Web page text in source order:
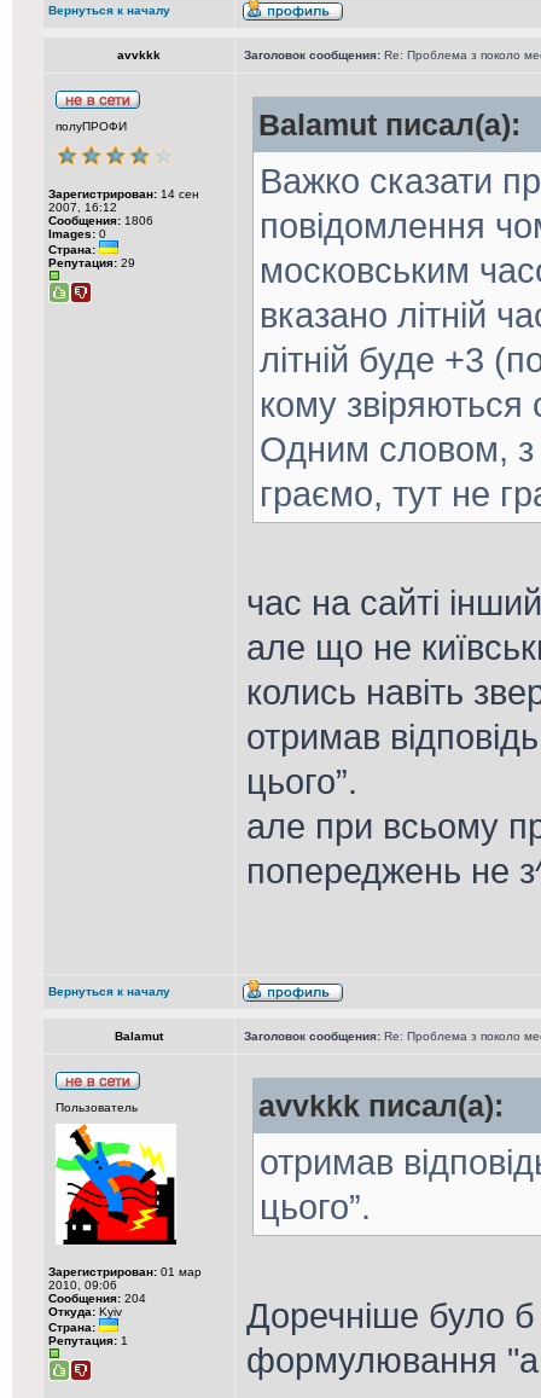
Вернуться к началу
avvkkk Заголовок сообщения: Re: Проблема з поколо
полуПРОФИ
Зарегистрирован: 14 сен
2007, 16:12
Сообщения: 1806
Images: 0
Страна:
Репутация: 29
Balamut писал(а):
Важко сказати
повідомлення
московським
вказано літній
літній буде +3
кому звіряються
Одним словом, з
граємо, тут не
час на сайті
але що не
колись навіть
отримав
цього”.
але при всьому
попереджень не
Вернуться к началу
Balamut Заголовок сообщения: Re: Проблема з поколо
Пользователь
Зарегистрирован: 01 мар
2010, 09:06
Сообщения: 204
Откуда: Kyiv
Страна:
Репутация: 1
avvkkk писал(а):
отримав
цього”.
Доречніше було б
формулювання "а